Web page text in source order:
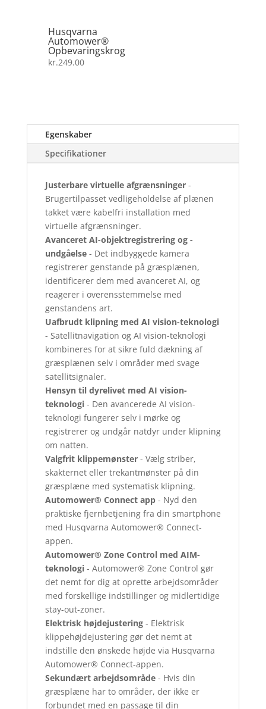
Husqvarna
Automower®
Opbevaringskrog
kr.249.00
Egenskaber
Specifikationer
Justerbare virtuelle afgrænsninger-
Brugertilpasset vedligeholdelse af plænen
takket være kabelfri installation med
virtuelle afgrænsninger.
Avanceret AI-objektregistrering og -
undgåelse- Det indbyggede kamera
registrerer genstande på græsplænen,
identificerer dem med avanceret AI, og
reagerer i overensstemmelse med
genstandens art.
Uafbrudt klipning med AI vision-teknologi
- Satellitnavigation og AI vision-teknologi
kombineres for at sikre fuld dækning af
græsplænen selv i områder med svage
satellitsignaler.
Hensyn til dyrelivet med AI vision-
teknologi- Den avancerede AI vision-
teknologi fungerer selv i mørke og
registrerer og undgår natdyr under klipning
om natten.
Valgfrit klippemønster- Vælg striber,
skakternet eller trekantmønster på din
græsplæne med systematisk klipning.
Automower® Connect app- Nyd den
praktiske fjernbetjening fra din smartphone
med Husqvarna Automower® Connect-
appen.
Automower® Zone Control med AIM-
teknologi- Automower® Zone Control gør
det nemt for dig at oprette arbejdsområder
med forskellige indstillinger og midlertidige
stay-out-zoner.
Elektrisk højdejustering- Elektrisk
klippehøjdejustering gør det nemt at
indstille den ønskede højde via Husqvarna
Automower® Connect-appen.
Sekundært arbejdsområde- Hvis din
græsplæne har to områder, der ikke er
forbundet med en passage til din